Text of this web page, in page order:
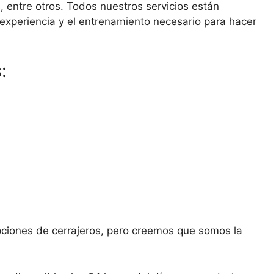
otros. Todos nuestros servicios están
y el entrenamiento necesario para hacer
de cerrajeros, pero creemos que somos la